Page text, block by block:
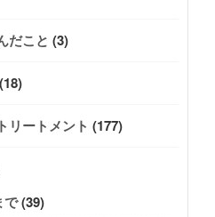
だこと (3)
(18)
リートメント (177)
で(39)